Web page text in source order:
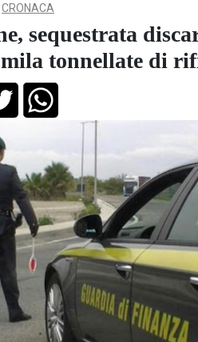
CRONACA
sequestrata
tonnellate di